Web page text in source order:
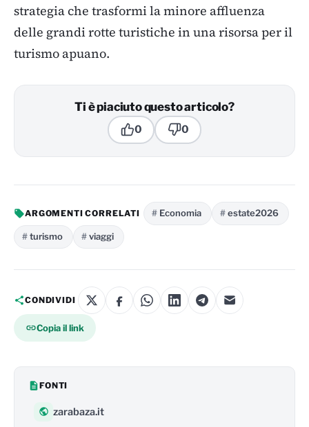
strategia che trasformi la minore affluenza
delle grandi rotte turistiche in una risorsa per il
turismo apuano.
Ti è piaciuto questo articolo?
0 0
ARGOMENTI CORRELATI Economia estate2026
turismo viaggi
CONDIVIDI
Copia il link
FONTI
zarabaza.it